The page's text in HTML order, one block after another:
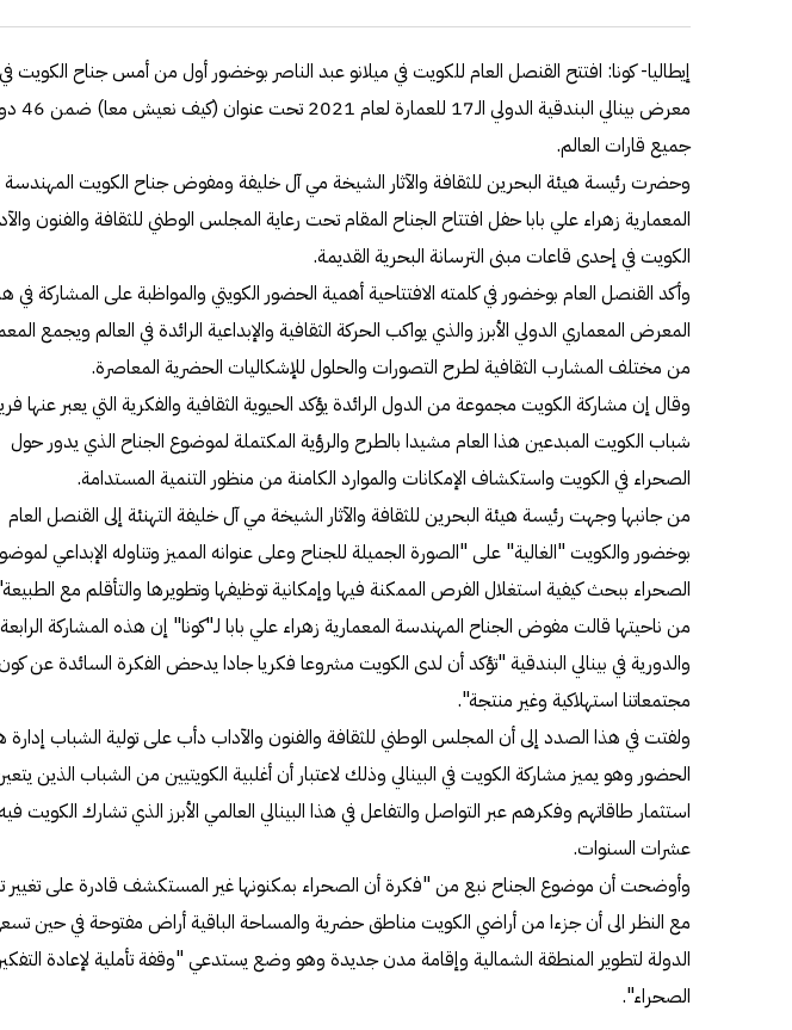
إيطاليا- كونا: افتتح القنصل العام للكويت في ميلانو عبد الناصر بوخضور أول من أمس جناح الكويت في
معرض بينالي
جميع قارات العالم.
وحضرت رئيسة هيئة البحرين للثقافة والآثار الشيخة مي آل خليفة ومفوض جناح الكويت المهندسة
المعمارية زهراء علي بابا حفل افتتاح الجناح المقام تحت رعاية المجلس الوطني للثقافة والفنون
الكويت في إحدى قاعات مبنى الترسانة البحرية القديمة.
وأكد القنصل العام بوخضور في كلمته الافتتاحية أهمية الحضور الكويتي والمواظبة على المشاركة في
المعرض المعماري الدولي الأبرز والذي يواكب الحركة الثقافية والإبداعية الرائدة في العالم ويجمع
من مختلف المشارب الثقافية لطرح التصورات والحلول للإشكاليات الحضرية المعاصرة.
وقال إن مشاركة الكويت مجموعة من الدول الرائدة يؤكد الحيوية الثقافية والفكرية التي يعبر عنها
شباب الكويت المبدعين هذا العام مشيدا بالطرح والرؤية المكتملة لموضوع الجناح الذي يدور حول
الصحراء في الكويت واستكشاف الإمكانات والموارد الكامنة من منظور التنمية المستدامة.
من جانبها وجهت رئيسة هيئة البحرين للثقافة والآثار الشيخة مي آل خليفة التهنئة إلى القنصل العام
بوخضور والكويت "الغالية" على "الصورة الجميلة للجناح وعلى عنوانه المميز وتناوله الإبداعي
الصحراء ببحث كيفية استغلال الفرص الممكنة فيها وإمكانية توظيفها وتطويرها والتأقلم مع
من ناحيتها قالت مفوض الجناح المهندسة المعمارية زهراء علي بابا لـ"كونا" إن هذه المشاركة الرابعة
والدورية في بينالي البندقية "تؤكد أن لدى الكويت مشروعا فكريا جادا يدحض الفكرة السائدة عن
مجتمعاتنا استهلاكية وغير منتجة".
ولفتت في هذا الصدد إلى أن المجلس الوطني للثقافة والفنون والآداب دأب على تولية الشباب إدارة
الحضور وهو يميز مشاركة الكويت في البينالي وذلك لاعتبار أن أغلبية الكويتيين من الشباب الذين
استثمار طاقاتهم وفكرهم عبر التواصل والتفاعل في هذا البينالي العالمي الأبرز الذي تشارك الكويت
عشرات السنوات.
وأوضحت أن موضوع الجناح نبع من "فكرة أن الصحراء بمكنونها غير المستكشف قادرة على تغيير
مع النظر الى أن جزءا من أراضي الكويت مناطق حضرية والمساحة الباقية أراض مفتوحة في حين
الدولة لتطوير المنطقة الشمالية وإقامة مدن جديدة وهو وضع يستدعي "وقفة تأملية لإعادة
الصحراء".